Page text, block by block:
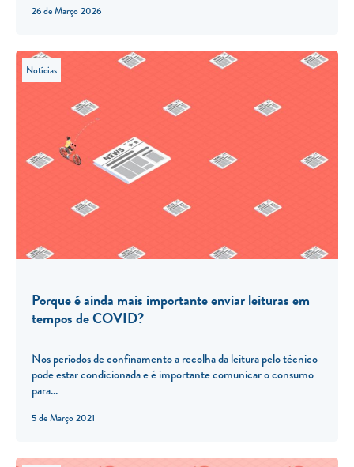
26 de Março 2026
5 de Março 2021
Notícias
Porque é ainda mais importante enviar leituras em
tempos de COVID?
Nos períodos de confinamento a recolha da leitura pelo técnico
pode estar condicionada e é importante comunicar o consumo
para...